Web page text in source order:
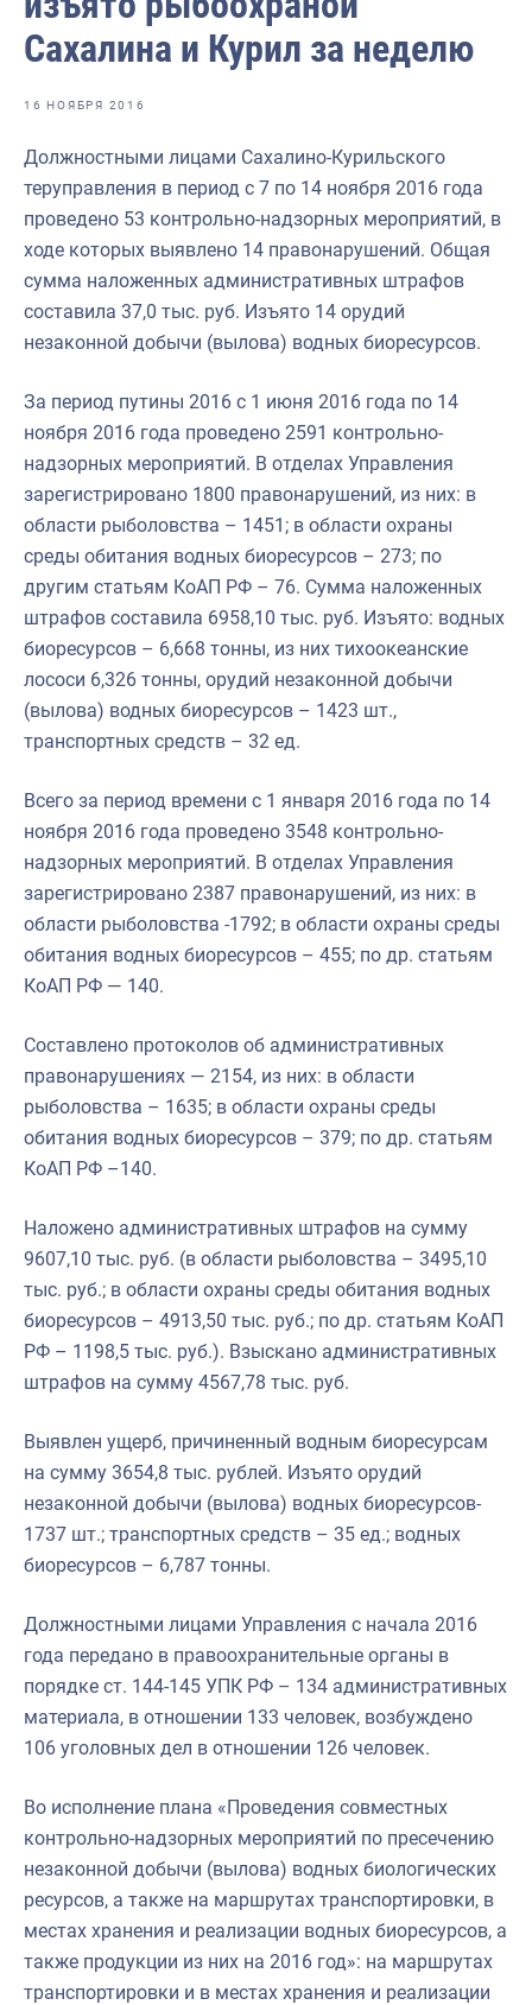
Отраслевые СМИ
Выставки и конференции
Научно-практическая литература
Рыбоохрана России
Отрасль в цифрах
Большая африканская экспедиция
Укрепление духовно-нравственных ценностей
Сахалина и Курил за неделю
16 НОЯБРЯ 2016
Должностными лицами Сахалино-Курильского
теруправления в период с 7 по 14 ноября 2016 года
проведено 53 контрольно-надзорных мероприятий, в
ходе которых выявлено 14 правонарушений. Общая
сумма наложенных административных штрафов
составила 37,0 тыс. руб. Изъято 14 орудий
незаконной добычи (вылова) водных биоресурсов.
За период путины 2016 с 1 июня 2016 года по 14
ноября 2016 года проведено 2591 контрольно-
надзорных мероприятий. В отделах Управления
зарегистрировано 1800 правонарушений, из них: в
области рыболовства – 1451; в области охраны
среды обитания водных биоресурсов – 273; по
другим статьям КоАП РФ – 76. Сумма наложенных
штрафов составила 6958,10 тыс. руб. Изъято: водных
биоресурсов – 6,668 тонны, из них тихоокеанские
лососи 6,326 тонны, орудий незаконной добычи
(вылова) водных биоресурсов – 1423 шт.,
транспортных средств – 32 ед.
Всего за период времени с 1 января 2016 года по 14
ноября 2016 года проведено 3548 контрольно-
надзорных мероприятий. В отделах Управления
зарегистрировано 2387 правонарушений, из них: в
области рыболовства -1792; в области охраны среды
обитания водных биоресурсов – 455; по др. статьям
КоАП РФ — 140.
Составлено протоколов об административных
правонарушениях — 2154, из них: в области
рыболовства – 1635; в области охраны среды
обитания водных биоресурсов – 379; по др. статьям
КоАП РФ –140.
Наложено административных штрафов на сумму
9607,10 тыс. руб. (в области рыболовства – 3495,10
тыс. руб.; в области охраны среды обитания водных
биоресурсов – 4913,50 тыс. руб.; по др. статьям КоАП
РФ – 1198,5 тыс. руб.). Взыскано административных
штрафов на сумму 4567,78 тыс. руб.
Выявлен ущерб, причиненный водным биоресурсам
на сумму 3654,8 тыс. рублей. Изъято орудий
незаконной добычи (вылова) водных биоресурсов-
1737 шт.; транспортных средств – 35 ед.; водных
биоресурсов – 6,787 тонны.
Должностными лицами Управления с начала 2016
года передано в правоохранительные органы в
порядке ст. 144-145 УПК РФ – 134 административных
материала, в отношении 133 человек, возбуждено
106 уголовных дел в отношении 126 человек.
Во исполнение плана «Проведения совместных
контрольно-надзорных мероприятий по пресечению
незаконной добычи (вылова) водных биологических
ресурсов, а также на маршрутах транспортировки, в
местах хранения и реализации водных биоресурсов, а
также продукции из них на 2016 год»: на маршрутах
транспортировки и в местах хранения и реализации